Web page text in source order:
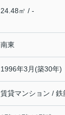
24.48㎡ / -
南東
1996年3月(築30年)
賃貸マンション / 鉄